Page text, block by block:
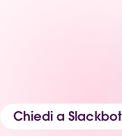
Chiedi a Slackbot